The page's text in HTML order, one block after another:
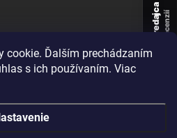
cookie. Ďalším prechádzaním
s ich používaním. Viac
Overený predajcarecenzií